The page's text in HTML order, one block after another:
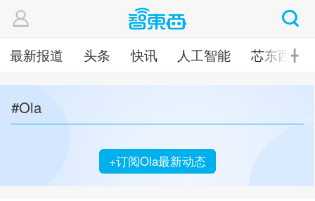
最新报道 头条 快讯 人工智能 芯东西 ╋
#Ola
+订阅Ola最新动态